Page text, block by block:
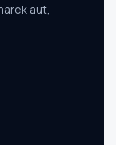
aut,